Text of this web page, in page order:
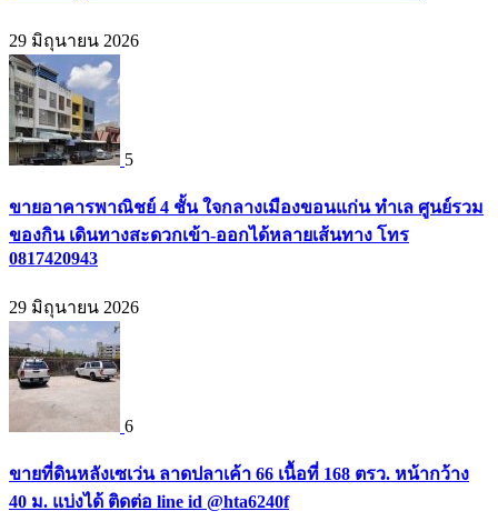
29 มิถุนายน 2026
5
ขายอาคารพาณิชย์ 4 ชั้น ใจกลางเมืองขอนแก่น ทำเล ศูนย์รวม
ของกิน เดินทางสะดวกเข้า-ออกได้หลายเส้นทาง โทร
0817420943
29 มิถุนายน 2026
6
ขายที่ดินหลังเซเว่น ลาดปลาเค้า 66 เนื้อที่ 168 ตรว. หน้ากว้าง
40 ม. แบ่งได้ ติดต่อ line id @hta6240f